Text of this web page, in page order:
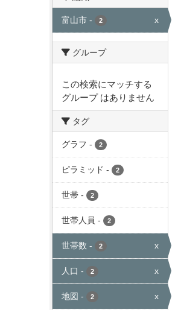
富山市 - 2 x
グループ
この検索にマッチする
グループ はありません
タグ
グラフ - 2
ピラミッド - 2
世帯 - 2
世帯人員 - 2
世帯数 - 2 x
人口 - 2 x
地図 - 2 x